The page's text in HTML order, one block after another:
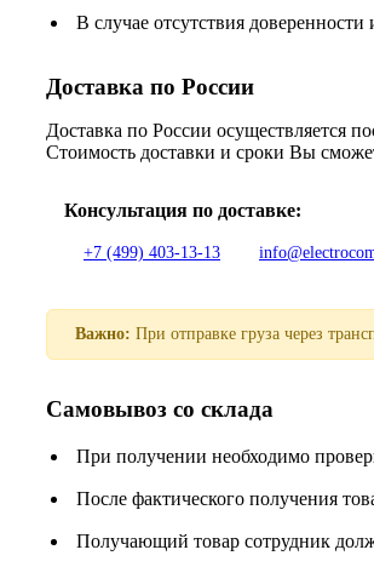
В случае отсутствия доверенности
Доставка по России
Доставка по России
Стоимость доставки и сроки Вы
Консультация по доставке:
+7 (499) 403-13-13
Важно: При отправке груза через
Самовывоз со склада
При получении необходимо
После фактического получения
Получающий товар сотрудник